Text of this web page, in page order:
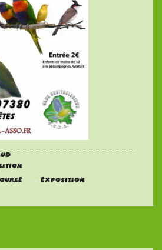
, Exposition